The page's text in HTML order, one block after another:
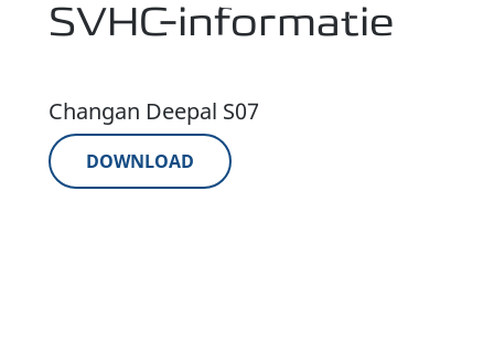
SVHC-informatie
Changan Deepal S07
DOWNLOAD